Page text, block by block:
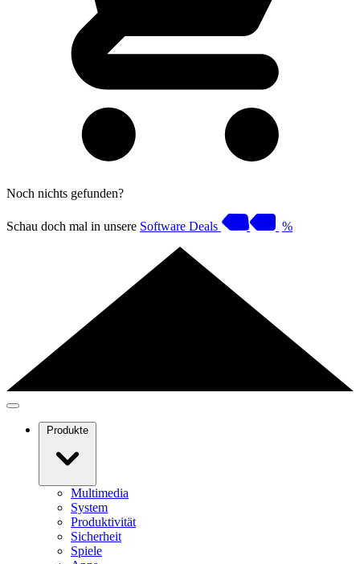
Noch nichts gefunden?
Schau doch mal in unsere Software Deals %
Produkte
Multimedia
System
Produktivität
Sicherheit
Spiele